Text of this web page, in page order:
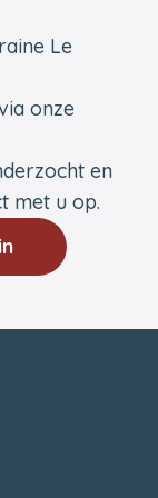
Le
onze
en
met u op.